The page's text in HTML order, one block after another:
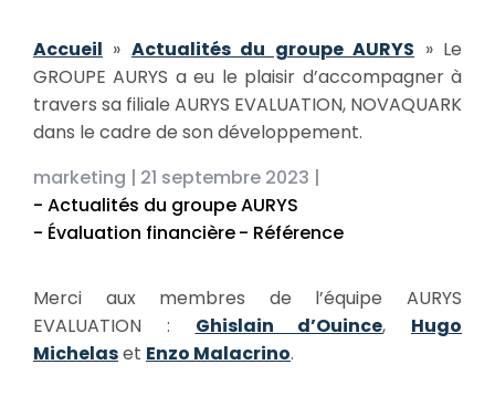
Accueil » Actualités du groupe AURYS » Le
GROUPE AURYS a eu le plaisir d’accompagner à
travers sa filiale AURYS EVALUATION, NOVAQUARK
dans le cadre de son développement.
marketing | 21 septembre 2023 |
- Actualités du groupe AURYS
- Évaluation financière- Référence
Merci aux membres de l’équipe AURYS
EVALUATION : Ghislain d’Ouince, Hugo
Michelaset Enzo Malacrino.